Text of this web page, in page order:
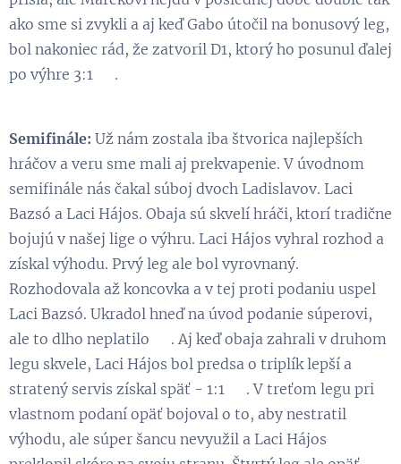
ako sme si zvykli a aj keď Gabo útočil na bonusový leg,
bol nakoniec rád, že zatvoril D1, ktorý ho posunul ďalej
po výhre 3:1 💪.
Semifinále: Už nám zostala iba štvorica najlepších
hráčov a veru sme mali aj prekvapenie. V úvodnom
semifinále nás čakal súboj dvoch Ladislavov. Laci
Bazsó a Laci Hájos. Obaja sú skvelí hráči, ktorí tradične
bojujú v našej lige o výhru. Laci Hájos vyhral rozhod a
získal výhodu. Prvý leg ale bol vyrovnaný.
Rozhodovala až koncovka a v tej proti podaniu uspel
Laci Bazsó. Ukradol hneď na úvod podanie súperovi,
ale to dlho neplatilo 😉. Aj keď obaja zahrali v druhom
legu skvele, Laci Hájos bol predsa o triplík lepší a
stratený servis získal späť - 1:1 😃. V treťom legu pri
vlastnom podaní opäť bojoval o to, aby nestratil
výhodu, ale súper šancu nevyužil a Laci Hájos